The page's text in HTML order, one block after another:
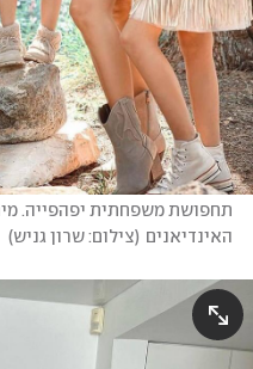
האינדיאנים (צילום: שרון גניש)